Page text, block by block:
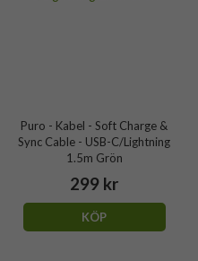
Puro - Kabel - Soft Charge &
Sync Cable - USB-C/Lightning
1.5m Grön
299 kr
KÖP